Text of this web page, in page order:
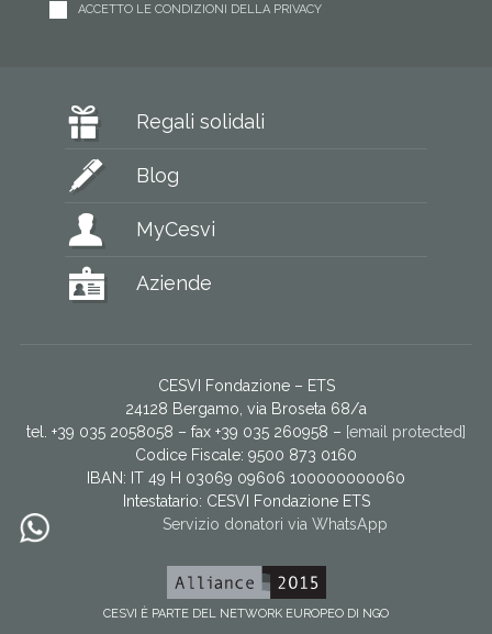
ACCETTO LE CONDIZIONI DELLA PRIVACY
Regali solidali
Blog
MyCesvi
Aziende
CESVI Fondazione – ETS
24128 Bergamo, via Broseta 68/a
tel. +39 035 2058058 – fax +39 035 260958 – [email protected]
Codice Fiscale: 9500 873 0160
IBAN: IT 49 H 03069 09606 100000000060
Intestatario: CESVI Fondazione ETS
Servizio donatori via WhatsApp
CESVI È PARTE DEL NETWORK EUROPEO DI NGO